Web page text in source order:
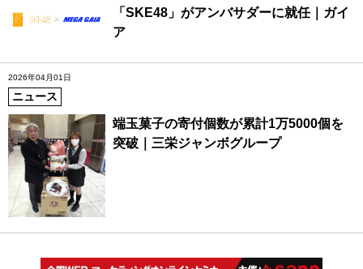
「SKE48」がアンバサダーに就任｜ガイ
ア
2026年04月01日
ニュース
端玉菓子の寄付個数が累計1万5000個を
突破｜三栄ジャンボグループ